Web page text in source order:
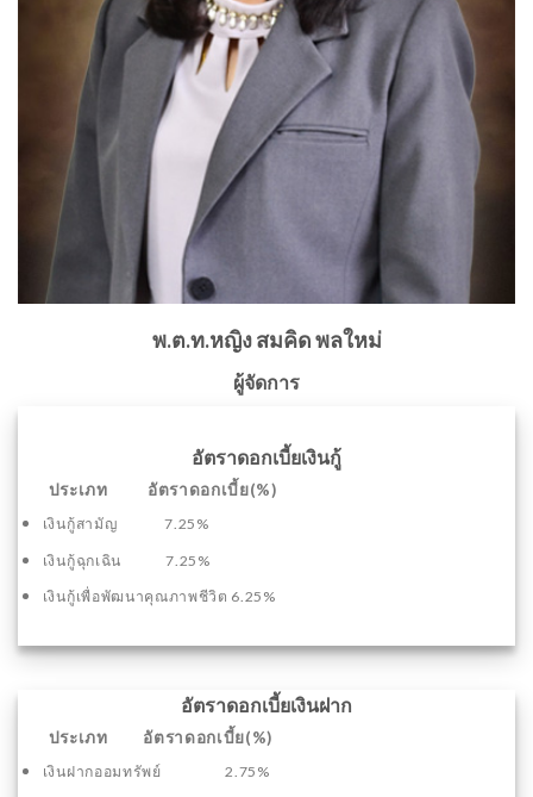
พ.ต.ท.หญิง สมคิด พลใหม่
ผู้จัดการ
อัตราดอกเบี้ยเงินกู้
ประเภท อัตราดอกเบี้ย(%)
เงินกู้สามัญ 7.25%
เงินกู้ฉุกเฉิน 7.25%
เงินกู้เพื่อพัฒนาคุณภาพชีวิต 6.25%
อัตราดอกเบี้ยเงินฝาก
ประเภท อัตราดอกเบี้ย(%)
เงินฝากออมทรัพย์ 2.75%